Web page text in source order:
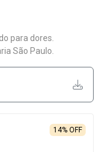
para dores.
São Paulo.
14% OFF